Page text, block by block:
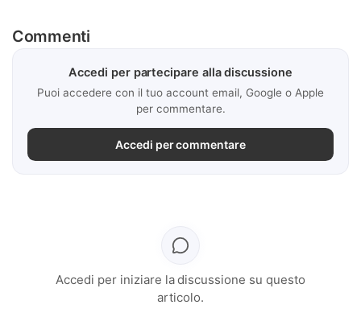
Commenti
Accedi per partecipare alla discussione
Puoi accedere con il tuo account email, Google o Apple
per commentare.
Accedi per commentare
Accedi per iniziare la discussione su questo
articolo.